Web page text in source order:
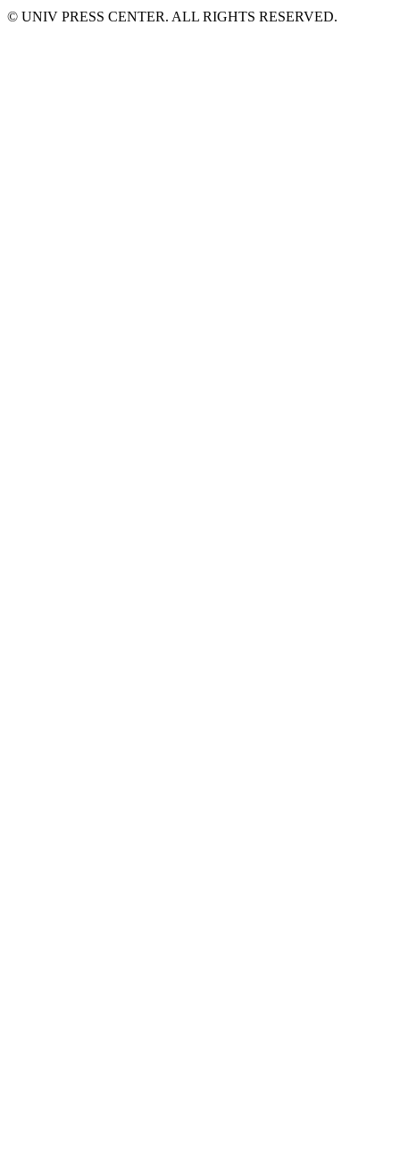
© UNIV PRESS CENTER. ALL RIGHTS RESERVED.